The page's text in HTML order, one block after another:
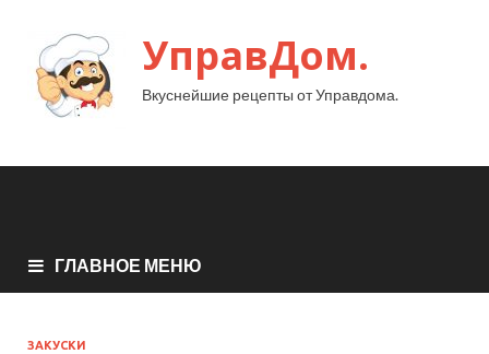
УправДом.
Вкуснейшие рецепты от Управдома.
ГЛАВНОЕ МЕНЮ
ЗАКУСКИ